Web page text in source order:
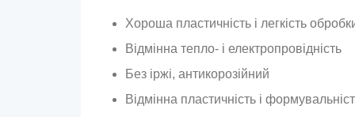
Хороша пластичність і легкість
Відмінна тепло- і електропровідність
Без іржі, антикорозійний
Відмінна пластичність і